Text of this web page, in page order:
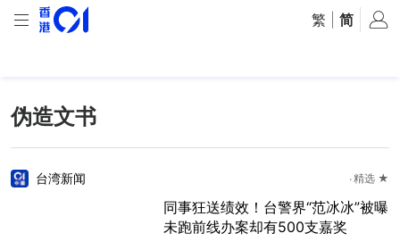
繁 简
伪造文书
台湾新闻 精选 ★
同事狂送绩效！台警界“范冰冰”被曝
未跑前线办案却有500支嘉奖